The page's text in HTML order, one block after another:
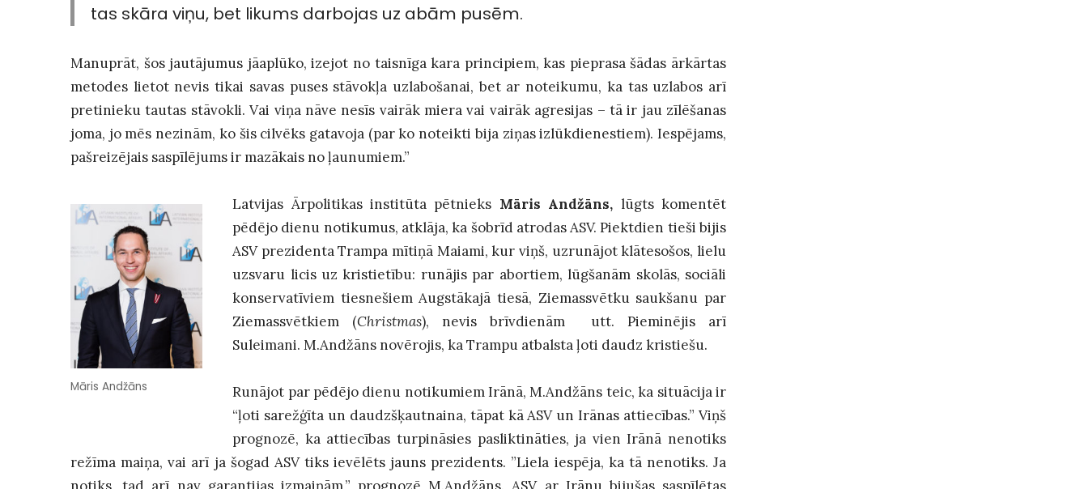
tas skāra viņu, bet likums darbojas uz abām pusēm.
Manuprāt, šos jautājumus jāaplūko, izejot no taisnīga kara principiem, kas pieprasa šādas ārkārtas
metodes lietot nevis tikai savas puses stāvokļa uzlabošanai, bet ar noteikumu, ka tas uzlabos arī
pretinieku tautas stāvokli. Vai viņa nāve nesīs vairāk miera vai vairāk agresijas – tā ir jau zīlēšanas
joma, jo mēs nezinām, ko šis cilvēks gatavoja (par ko noteikti bija ziņas izlūkdienestiem). Iespējams,
pašreizējais saspīlējums ir mazākais no ļaunumiem.”
Māris Andžāns
Latvijas Ārpolitikas institūta pētnieks Māris Andžāns, lūgts komentēt
pēdējo dienu notikumus, atklāja, ka šobrīd atrodas ASV. Piektdien tieši bijis
ASV prezidenta Trampa mītiņā Maiami, kur viņš, uzrunājot klātesošos, lielu
uzsvaru licis uz kristietību: runājis par abortiem, lūgšanām skolās, sociāli
konservatīviem tiesnešiem Augstākajā tiesā, Ziemassvētku saukšanu par
Ziemassvētkiem (Christmas), nevis brīvdienām utt. Pieminējis arī
Suleimani. M.Andžāns novērojis, ka Trampu atbalsta ļoti daudz kristiešu.
Runājot par pēdējo dienu notikumiem Irānā, M.Andžāns teic, ka situācija ir
“ļoti sarežģīta un daudzšķautnaina, tāpat kā ASV un Irānas attiecības.” Viņš
prognozē, ka attiecības turpināsies pasliktināties, ja vien Irānā nenotiks
režīma maiņa, vai arī ja šogad ASV tiks ievēlēts jauns prezidents. ”Liela iespēja, ka tā nenotiks. Ja